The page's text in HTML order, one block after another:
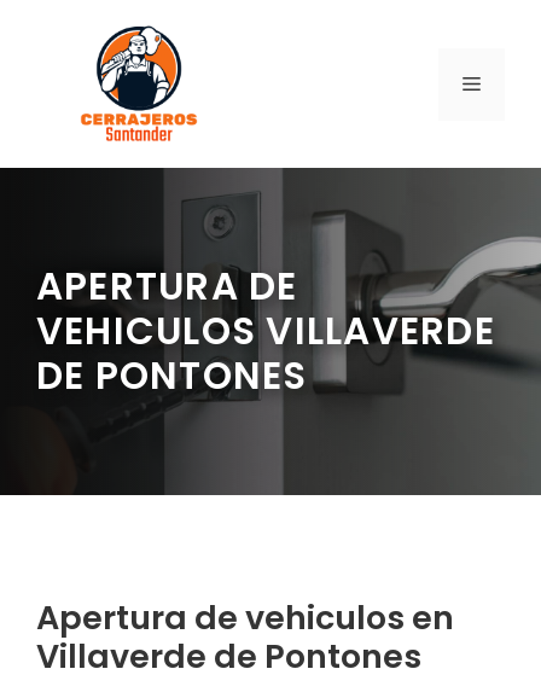
contenido
MENÚ
APERTURA DE
VEHICULOS VILLAVERDE
DE PONTONES
Apertura de vehiculos en
Villaverde de Pontones